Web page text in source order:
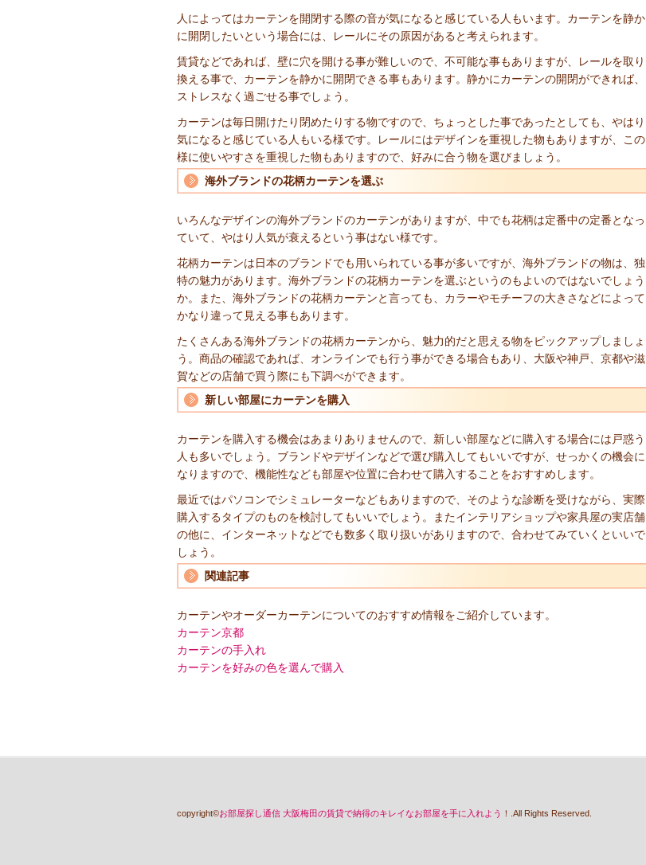
人によってはカーテンを開閉する際の音が気になると感じている人もいます。カーテンを静か
に開閉したいという場合には、レールにその原因があると考えられます。
賃貸などであれば、壁に穴を開ける事が難しいので、不可能な事もありますが、レールを取り
換える事で、カーテンを静かに開閉できる事もあります。静かにカーテンの開閉ができれば、
ストレスなく過ごせる事でしょう。
カーテンは毎日開けたり閉めたりする物ですので、ちょっとした事であったとしても、やはり
気になると感じている人もいる様です。レールにはデザインを重視した物もありますが、この
様に使いやすさを重視した物もありますので、好みに合う物を選びましょう。
海外ブランドの花柄カーテンを選ぶ
いろんなデザインの海外ブランドのカーテンがありますが、中でも花柄は定番中の定番となっ
ていて、やはり人気が衰えるという事はない様です。
花柄カーテンは日本のブランドでも用いられている事が多いですが、海外ブランドの物は、独
特の魅力があります。海外ブランドの花柄カーテンを選ぶというのもよいのではないでしょう
か。また、海外ブランドの花柄カーテンと言っても、カラーやモチーフの大きさなどによって
かなり違って見える事もあります。
たくさんある海外ブランドの花柄カーテンから、魅力的だと思える物をピックアップしましょ
う。商品の確認であれば、オンラインでも行う事ができる場合もあり、大阪や神戸、京都や滋
賀などの店舗で買う際にも下調べができます。
新しい部屋にカーテンを購入
カーテンを購入する機会はあまりありませんので、新しい部屋などに購入する場合には戸惑う
人も多いでしょう。ブランドやデザインなどで選び購入してもいいですが、せっかくの機会に
なりますので、機能性なども部屋や位置に合わせて購入することをおすすめします。
最近ではパソコンでシミュレーターなどもありますので、そのような診断を受けながら、実際
購入するタイプのものを検討してもいいでしょう。またインテリアショップや家具屋の実店舗
の他に、インターネットなどでも数多く取り扱いがありますので、合わせてみていくといいで
しょう。
関連記事
カーテンやオーダーカーテンについてのおすすめ情報をご紹介しています。
カーテン京都
カーテンの手入れ
カーテンを好みの色を選んで購入
copyright©お部屋探し通信 大阪梅田の賃貸で納得のキレイなお部屋を手に入れよう ！.All Rights Reserved.